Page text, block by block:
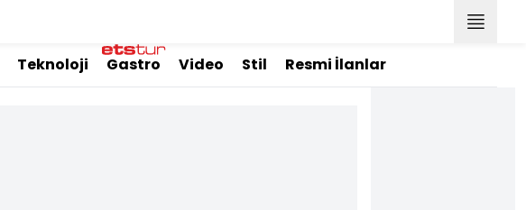
Teknoloji Gastro Video Stil Resmi İlanlar